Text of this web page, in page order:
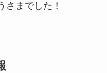
さまでした！